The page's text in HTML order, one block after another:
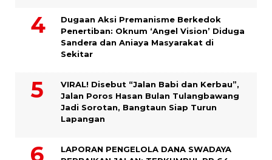
Dugaan Aksi Premanisme Berkedok
Penertiban: Oknum ‘Angel Vision’ Diduga
Sandera dan Aniaya Masyarakat di
Sekitar
VIRAL! Disebut “Jalan Babi dan Kerbau”,
Jalan Poros Hasan Bulan Tulangbawang
Jadi Sorotan, Bangtaun Siap Turun
Lapangan
LAPORAN PENGELOLA DANA SWADAYA